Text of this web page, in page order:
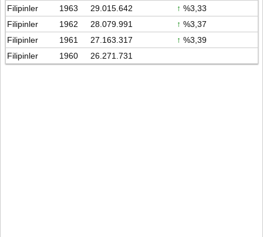
Filipinler
1963 29.015.642 ↑ %3,33
Filipinler
1962 28.079.991 ↑ %3,37
Filipinler
1961 27.163.317 ↑ %3,39
Filipinler
1960 26.271.731